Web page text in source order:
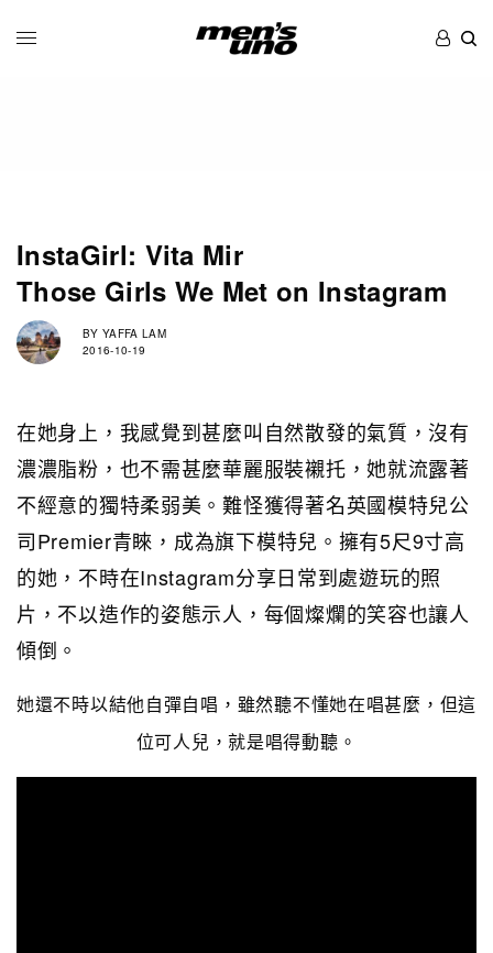
InstaGirl: Vita Mir
Those Girls We Met on Instagram
BY YAFFA LAM
2016-10-19
在她身上，我感覺到甚麼叫自然散發的氣質，沒有
濃濃脂粉，也不需甚麼華麗服裝襯托，她就流露著
不經意的獨特柔弱美。難怪獲得著名英國模特兒公
司Premier青睞，成為旗下模特兒。擁有5尺9寸高
的她，不時在Instagram分享日常到處遊玩的照
片，不以造作的姿態示人，每個燦爛的笑容也讓人
傾倒。
她還不時以結他自彈自唱，雖然聽不懂她在唱甚麼，但這
位可人兒，就是唱得動聽。